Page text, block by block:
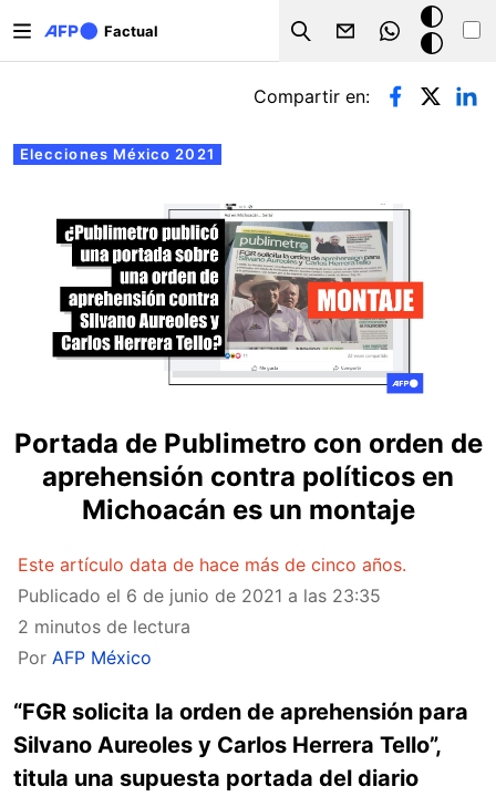
Factual
Search
Modo
oscuro
Solapas principales
Elecciones México 2021
Compartir en:
Portada de Publimetro con orden de
aprehensión contra políticos en
Michoacán es un montaje
Este artículo data de hace más de cinco años.
Publicado el 6 de junio de 2021 a las 23:35
2 minutos de lectura
Por AFP México
“FGR solicita la orden de aprehensión para
Silvano Aureoles y Carlos Herrera Tello”,
titula una supuesta portada del diario